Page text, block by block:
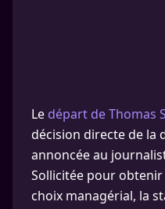
Le départ de Thomas
décision directe de la
annoncée au
Sollicitée pour
choix managérial, la